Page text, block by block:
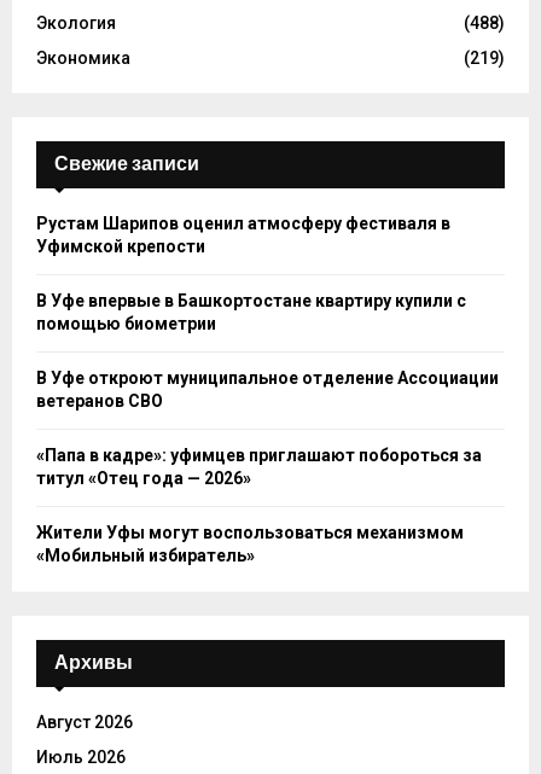
Экология
(488)
Экономика
(219)
Свежие записи
Рустам Шарипов оценил атмосферу фестиваля в
Уфимской крепости
В Уфе впервые в Башкортостане квартиру купили с
помощью биометрии
В Уфе откроют муниципальное отделение Ассоциации
ветеранов СВО
«Папа в кадре»: уфимцев приглашают побороться за
титул «Отец года — 2026»
Жители Уфы могут воспользоваться механизмом
«Мобильный избиратель»
Архивы
Август 2026
Июль 2026